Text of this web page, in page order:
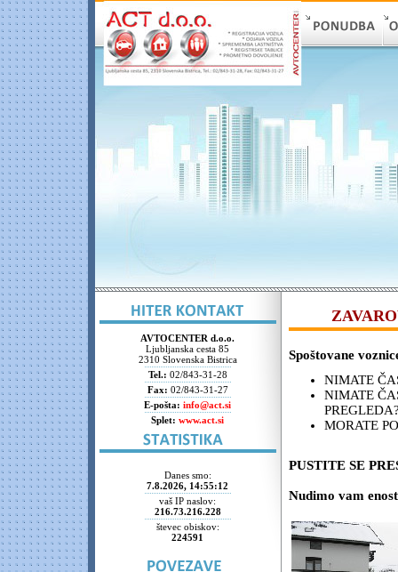
AVTOCENTER d.o.o.
Ljubljanska cesta 85
2310 Slovenska Bistrica
Tel.: 02/843-31-28
Fax: 02/843-31-27
E-pošta: info@act.si
Splet: www.act.si
Danes smo:
7.8.2026, 14:55:12
vaš IP naslov:
216.73.216.228
števec obiskov:
224591
Spoštovane
NIMATE
NIMATE
MORATE
PUSTITE SE
Nudimo vam